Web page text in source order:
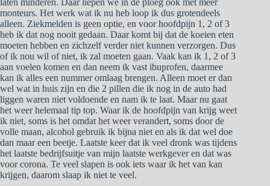
monteurs. Het werk wat ik nu heb loop ik dus grotendeels
alleen. Ziekmelden is geen optie, en voor hoofdpijn 1, 2 of 3
heb ik dat nog nooit gedaan. Daar komt bij dat de koeien eten
moeten hebben en zichzelf verder niet kunnen verzorgen. Dus
of ik nou wil of niet, ik zal moeten gaan. Vaak kan ik 1, 2 of 3
aan voelen komen en dan neem ik vast ibuprofen, daarmee
kan ik alles een nummer omlaag brengen. Alleen moet er dan
wel wat in huis zijn en die 2 pillen die ik nog in de auto had
liggen waren niet voldoende en nam ik te laat. Maar nu gaat
het weer helemaal tip top. Waar ik de hoofdpijn van krijg weet
ik niet, soms is het omdat het weer verandert, soms door de
volle maan, alcohol gebruik ik bijna niet en als ik dat wel doe
dan maar een beetje. Laatste keer dat ik veel dronk was tijdens
het laatste bedrijfsuitje van mijn laatste werkgever en dat was
voor corona. Te veel slapen is ook iets waar ik het van kan
krijgen, daarom slaap ik niet te veel.